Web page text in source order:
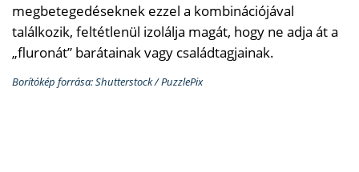
megbetegedéseknek ezzel a kombinációjával
találkozik, feltétlenül izolálja magát, hogy ne adja át a
„fluronát” barátainak vagy családtagjainak.
Borítókép forrása: Shutterstock / PuzzlePix